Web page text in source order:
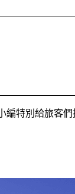
特別給旅客